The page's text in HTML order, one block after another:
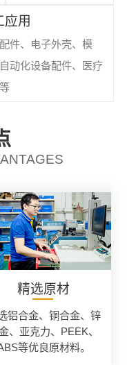
应用
件、电子外壳、模
动化设备配件、医疗
精选原材
铝合金、铜合金、锌
、亚克力、PEEK、
等优良原材料。